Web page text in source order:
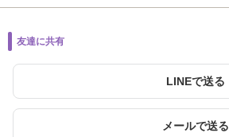
友達に共有
LINEで送る
メールで送る